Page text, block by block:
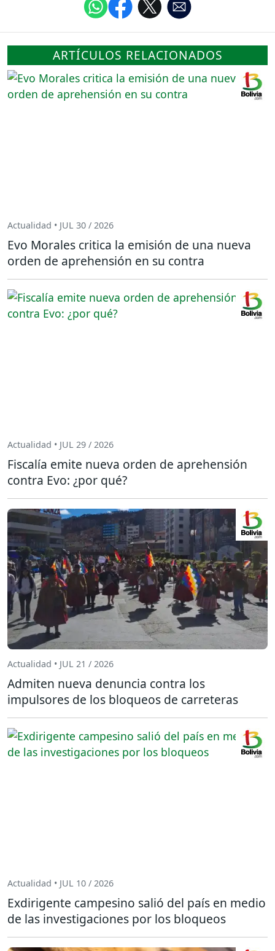
ARTÍCULOS RELACIONADOS
Actualidad • JUL 30 / 2026
Evo Morales critica la emisión de una nueva
orden de aprehensión en su contra
Actualidad • JUL 29 / 2026
Fiscalía emite nueva orden de aprehensión
contra Evo: ¿por qué?
Actualidad • JUL 21 / 2026
Admiten nueva denuncia contra los
impulsores de los bloqueos de carreteras
Actualidad • JUL 10 / 2026
Exdirigente campesino salió del país en medio
de las investigaciones por los bloqueos